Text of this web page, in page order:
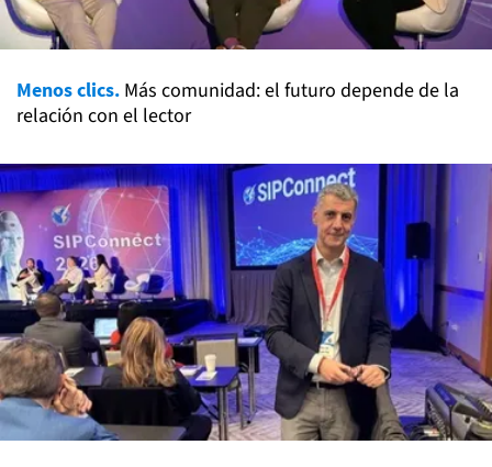
Menos clics. Más comunidad: el futuro depende de la
relación con el lector